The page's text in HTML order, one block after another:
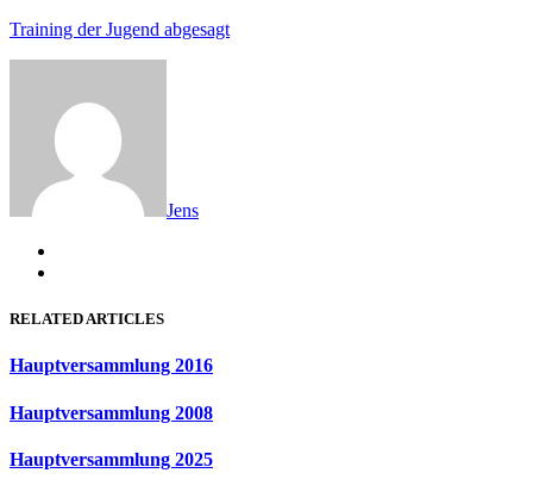
Training der Jugend abgesagt
Jens
RELATED ARTICLES
Hauptversammlung 2016
Hauptversammlung 2008
Hauptversammlung 2025